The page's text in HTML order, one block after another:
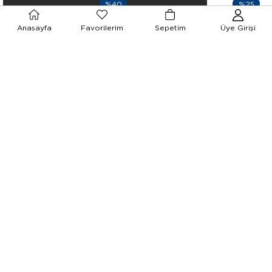
%40 %25
Anasayfa Favorilerim Sepetim Üye Girişi